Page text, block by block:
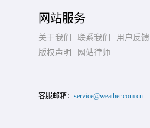
网站服务
关于我们 联系我们
用户反馈
版权声明
网站律师
客服邮箱： service@weather.com.cn